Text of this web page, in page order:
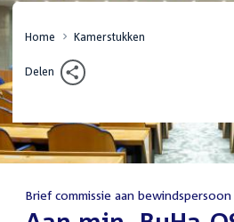
Home Kamerstukken
Delen
Brief commissie aan bewindspersoon